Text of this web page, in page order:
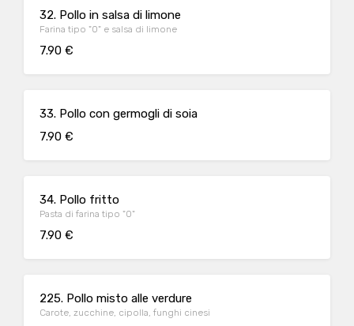
32. Pollo in salsa di limone
Farina tipo "0" e salsa di limone
7.90 €
33. Pollo con germogli di soia
7.90 €
34. Pollo fritto
Pasta di farina tipo "0"
7.90 €
225. Pollo misto alle verdure
Carote, zucchine, cipolla, funghi cinesi